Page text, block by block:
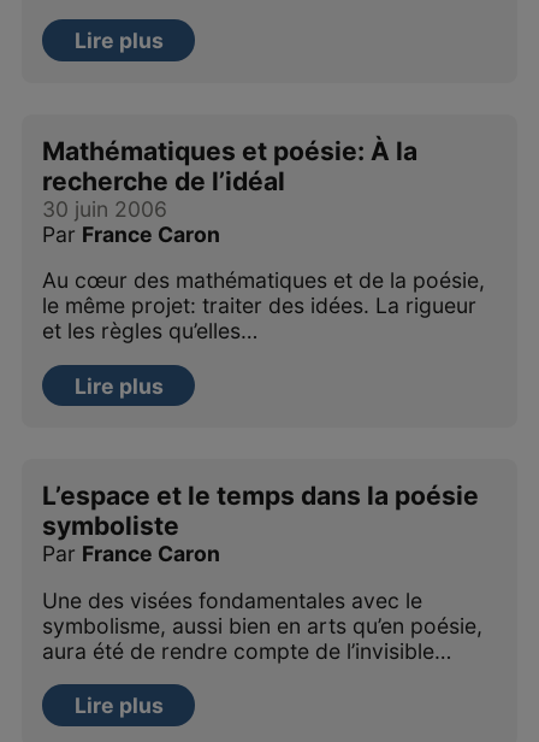
Lire plus
Mathématiques et poésie: À la
recherche de l’idéal
30 juin 2006
Par France Caron
Au cœur des mathématiques et de la poésie,
le même projet: traiter des idées. La rigueur
et les règles qu’elles…
Lire plus
L’espace et le temps dans la poésie
symboliste
Par France Caron
Une des visées fondamentales avec le
symbolisme, aussi bien en arts qu’en poésie,
aura été de rendre compte de l’invisible…
Lire plus